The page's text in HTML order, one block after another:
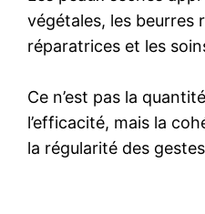
végétales, les beurres
réparatrices et les
Ce n’est pas la
l’efficacité, mais la
la régularité des